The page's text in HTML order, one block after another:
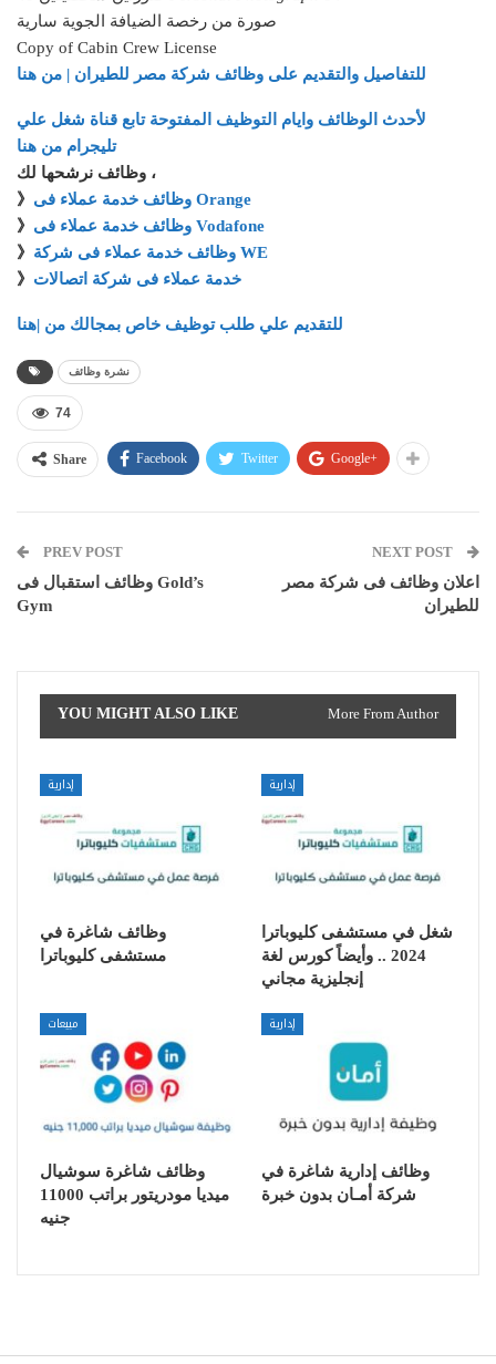
صورة من رخصة الضيافة الجوية سارية
Copy of Cabin Crew License
للتفاصيل والتقديم على وظائف شركة مصر للطيران | من هنا
لأحدث الوظائف وايام التوظيف المفتوحة تابع قناة شغل علي
تليجرام من هنا
وظائف نرشحها لك ،
》
وظائف خدمة عملاء فى Orange
》
وظائف خدمة عملاء فى Vodafone
》
وظائف خدمة عملاء فى شركة WE
》 خدمة عملاء فى شركة اتصالات
للتقديم علي طلب توظيف خاص بمجالك من |هنا
نشرة وظائف
74
Share Facebook Twitter Google+
PREV POST
وظائف استقبال فى Gold’s
Gym
NEXT POST
اعلان وظائف فى شركة مصر
للطيران
YOU MIGHT ALSO LIKE More From Author
إدارية
وظائف شاغرة في
مستشفى كليوباترا
إدارية
شغل في مستشفى كليوباترا
2024 .. وأيضاً كورس لغة
إنجليزية مجاني
مبيعات
وظائف شاغرة سوشيال
ميديا مودريتور براتب 11000
جنيه
إدارية
وظائف إدارية شاغرة في
شركة أمـان بدون خبرة